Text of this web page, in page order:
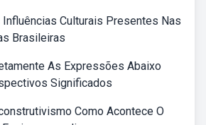
Influências Culturais Presentes Nas
Brasileiras
As Expressões Abaixo
Significados
Como Acontece O